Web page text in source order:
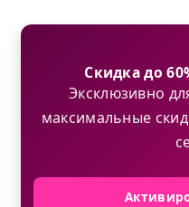
Скидка до
Эксклюзивно
максимальные